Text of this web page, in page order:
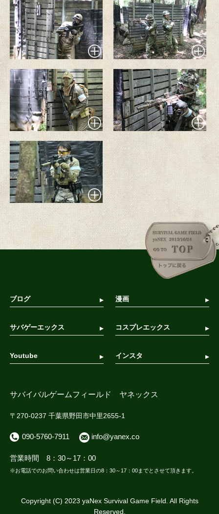
サバイバルゲームフィールド ヤネックス
〒270-0237 千葉県野田市中里2655-1
090-5760-7911 info@yanex.co
営業時間 8：30～17：00
※お電話でのお問い合わせは営業日の8：30～17：00までとさせて頂きます。
ブログ 漫画
サバゲーエックス コスプレエックス
Youtube インスタ
Copyright (C) 2023 yaNex Survival Game Field. All Rights
Reserved.